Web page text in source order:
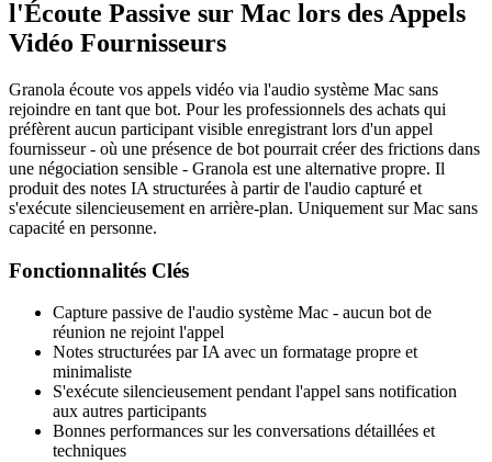
l'Écoute Passive sur Mac lors des Appels
Vidéo Fournisseurs
Granola écoute vos appels vidéo via l'audio système Mac sans
rejoindre en tant que bot. Pour les professionnels des achats qui
préfèrent aucun participant visible enregistrant lors d'un appel
fournisseur - où une présence de bot pourrait créer des frictions dans
une négociation sensible - Granola est une alternative propre. Il
produit des notes IA structurées à partir de l'audio capturé et
s'exécute silencieusement en arrière-plan. Uniquement sur Mac sans
capacité en personne.
Fonctionnalités Clés
Capture passive de l'audio système Mac - aucun bot de
réunion ne rejoint l'appel
Notes structurées par IA avec un formatage propre et
minimaliste
S'exécute silencieusement pendant l'appel sans notification
aux autres participants
Bonnes performances sur les conversations détaillées et
techniques